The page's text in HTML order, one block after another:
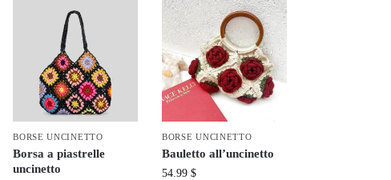
BORSE UNCINETTO
Borsa a piastrelle
uncinetto
BORSE UNCINETTO
Bauletto all’uncinetto
54.99 $